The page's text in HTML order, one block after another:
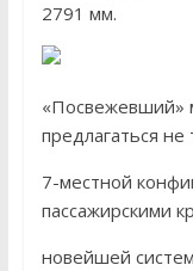
2791 мм.
«Посвежевший»
предлагаться не
7-местной
пассажирскими
новейшей